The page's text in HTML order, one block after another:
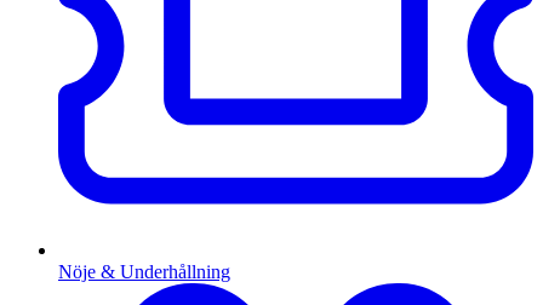
Nöje & Underhållning